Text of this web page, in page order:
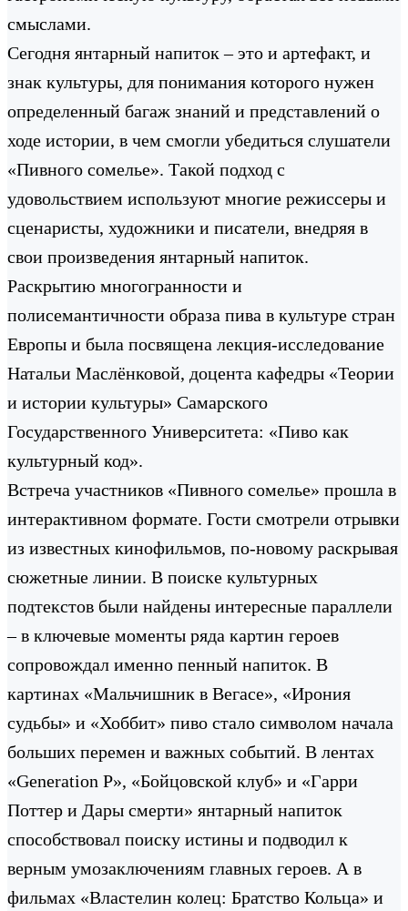
смыслами.
Сегодня янтарный напиток – это и артефакт, и
знак культуры, для понимания которого нужен
определенный багаж знаний и представлений о
ходе истории, в чем смогли убедиться слушатели
«Пивного сомелье». Такой подход с
удовольствием используют многие режиссеры и
сценаристы, художники и писатели, внедряя в
свои произведения янтарный напиток.
Раскрытию многогранности и
полисемантичности образа пива в культуре стран
Европы и была посвящена лекция-исследование
Натальи Маслёнковой, доцента кафедры «Теории
и истории культуры» Самарского
Государственного Университета: «Пиво как
культурный код».
Встреча участников «Пивного сомелье» прошла в
интерактивном формате. Гости смотрели отрывки
из известных кинофильмов, по-новому раскрывая
сюжетные линии. В поиске культурных
подтекстов были найдены интересные параллели
– в ключевые моменты ряда картин героев
сопровождал именно пенный напиток. В
картинах «Мальчишник в Вегасе», «Ирония
судьбы» и «Хоббит» пиво стало символом начала
больших перемен и важных событий. В лентах
«Generation P», «Бойцовской клуб» и «Гарри
Поттер и Дары смерти» янтарный напиток
способствовал поиску истины и подводил к
верным умозаключениям главных героев. А в
фильмах «Властелин колец: Братство Кольца» и